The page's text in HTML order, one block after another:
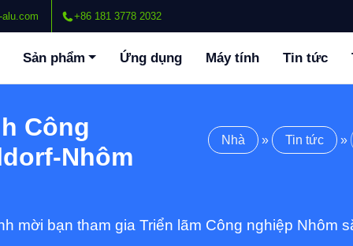
+86 181 3778 2032
Sản phẩm Ứng dụng Máy tính Tin tức
Công
Nhôm
Nhà » Tin tức »
mời bạn tham gia Triển lãm Công nghiệp Nhôm